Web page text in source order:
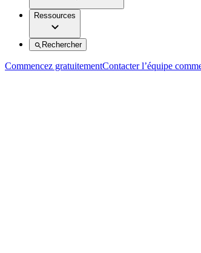
Ressources
Rechercher
Commencez gratuitementContacter l’équipe